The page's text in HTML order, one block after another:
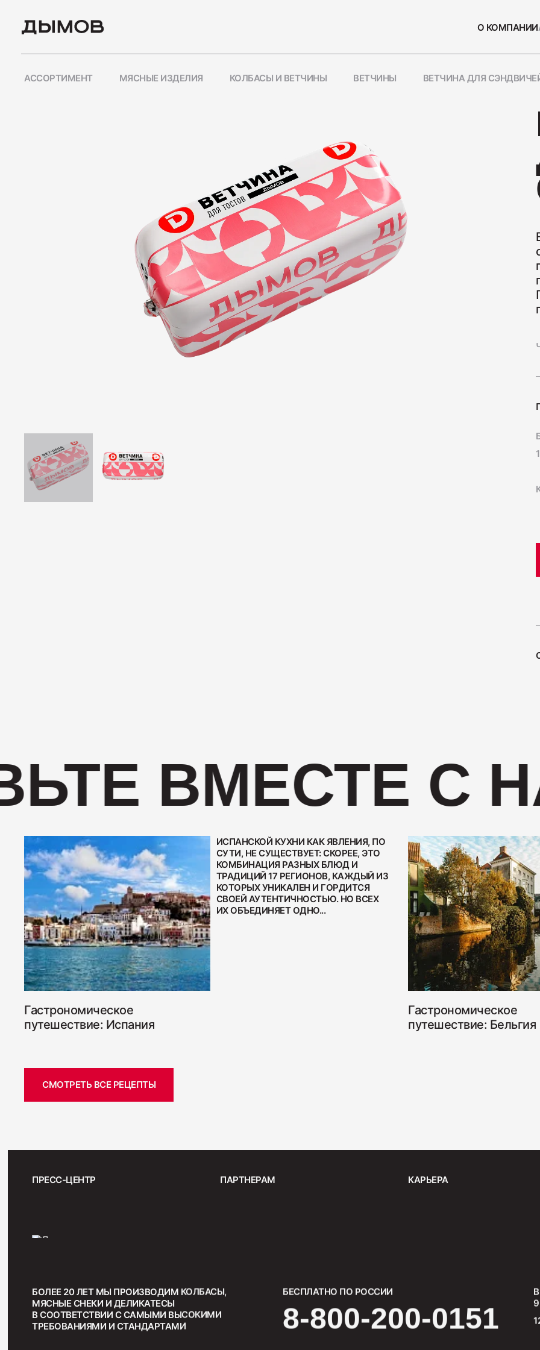
О КОМПАНИИ
600
Бекон
200
400
АССОРТИМЕНТ МЯСНЫЕ ИЗДЕЛИЯ КОЛБАСЫ И ВЕТЧИНЫ ВЕТЧИНЫ ВЕТЧИНА ДЛЯ
ВМЕСТЕ С
Гастрономическое
путешествие: Испания
ИСПАНСКОЙ КУХНИ КАК ЯВЛЕНИЯ, ПО
СУТИ, НЕ СУЩЕСТВУЕТ: СКОРЕЕ, ЭТО
КОМБИНАЦИЯ РАЗНЫХ БЛЮД И
ТРАДИЦИЙ 17 РЕГИОНОВ, КАЖДЫЙ ИЗ
КОТОРЫХ УНИКАЛЕН И ГОРДИТСЯ
СВОЕЙ АУТЕНТИЧНОСТЬЮ. НО ВСЕХ
ИХ ОБЪЕДИНЯЕТ ОДНО...
Гастрономическое
путешествие: Бельгия
СМОТРЕТЬ ВСЕ РЕЦЕПТЫ
ПРЕСС-ЦЕНТР ПАРТНЕРАМ КАРЬЕРА
БОЛЕЕ 20 ЛЕТ МЫ ПРОИЗВОДИМ КОЛБАСЫ,
МЯСНЫЕ СНЕКИ И ДЕЛИКАТЕСЫ
В СООТВЕТСТВИИ С САМЫМИ ВЫСОКИМИ
ТРЕБОВАНИЯМИ И СТАНДАРТАМИ
БЕСПЛАТНО ПО РОССИИ
8-800-200-0151